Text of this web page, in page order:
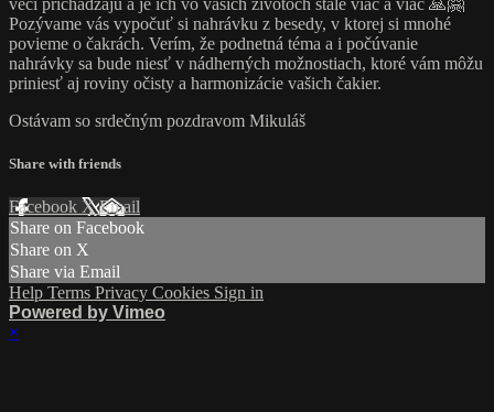
veci prichádzajú a je ich vo vašich životoch stále viac a viac 🙏🤗
Pozývame vás vypočuť si nahrávku z besedy, v ktorej si mnohé
povieme o čakrách. Verím, že podnetná téma a i počúvanie
nahrávky sa bude niesť v nádherných možnostiach, ktoré vám môžu
priniesť aj roviny očisty a harmonizácie vašich čakier.
Ostávam so srdečným pozdravom Mikuláš
Share with friends
Facebook XEmail
Share on Facebook
Share on X
Share via Email
Help Terms Privacy Cookies Sign in
Powered by Vimeo
×